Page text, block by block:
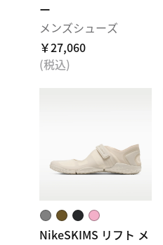
ー
メンズシューズ
￥27,060
(税込)
NikeSKIMS リフト メ